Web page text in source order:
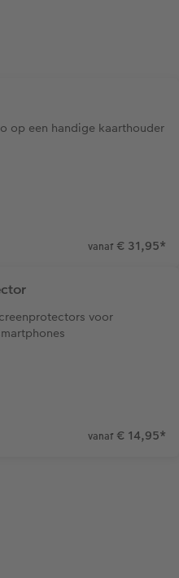
op een handige kaarthouder
vanaf € 31,95*
voor
vanaf € 14,95*